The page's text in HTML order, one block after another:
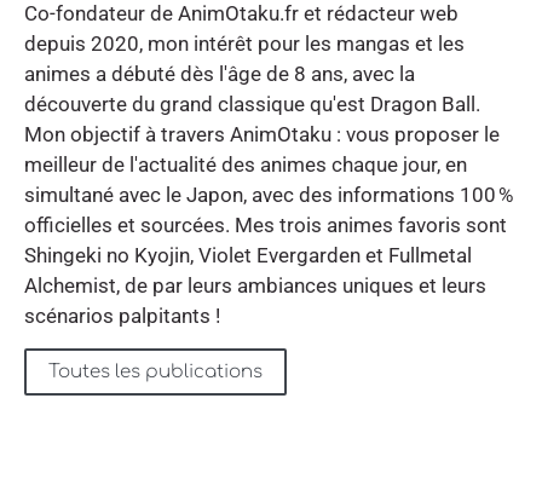
Co-fondateur de AnimOtaku.fr et rédacteur web
depuis 2020, mon intérêt pour les mangas et les
animes a débuté dès l'âge de 8 ans, avec la
découverte du grand classique qu'est Dragon Ball.
Mon objectif à travers AnimOtaku : vous proposer le
meilleur de l'actualité des animes chaque jour, en
simultané avec le Japon, avec des informations 100 %
officielles et sourcées. Mes trois animes favoris sont
Shingeki no Kyojin, Violet Evergarden et Fullmetal
Alchemist, de par leurs ambiances uniques et leurs
scénarios palpitants !
Toutes les publications